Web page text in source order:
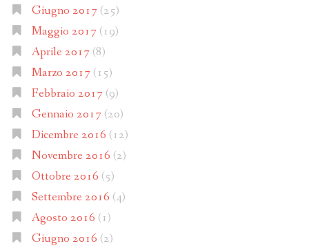
Giugno 2017(25)
Maggio 2017(19)
Aprile 2017(8)
Marzo 2017(15)
Febbraio 2017(9)
Gennaio 2017(20)
Dicembre 2016 (12)
Novembre 2016 (2)
Ottobre 2016 (5)
Settembre 2016 (4)
Agosto 2016 (1)
Giugno 2016 (2)